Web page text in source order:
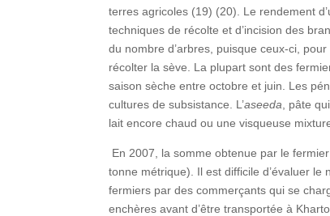
terres agricoles (19) (20). Le rendement
techniques de récolte et d’incision des
du nombre d’arbres, puisque ceux-ci,
récolter la sève. La plupart sont des
saison sèche entre octobre et juin. Les
cultures de subsistance. L’aseeda , pâte
lait encore chaud ou une visqueuse
En 2007, la somme obtenue par le
tonne métrique). Il est difficile d’évaluer
fermiers par des commerçants qui se
enchères avant d’être transportée à